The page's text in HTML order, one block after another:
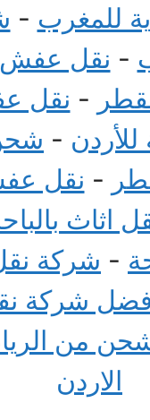
للمغرب -
- نقل
- نقل
-
- نقل
اثاث
- شركة
شركة
من
الاردن